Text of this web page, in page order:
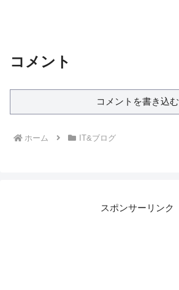
コメント
コメントを書き込む
ホーム IT&ブログ
スポンサーリンク